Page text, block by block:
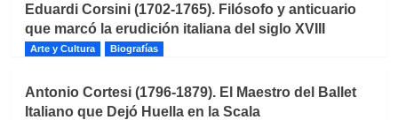
Eduardi Corsini (1702-1765). Filósofo y anticuario
que marcó la erudición italiana del siglo XVIII
Arte y Cultura Biografías
Antonio Cortesi (1796-1879). El Maestro del Ballet
Italiano que Dejó Huella en la Scala